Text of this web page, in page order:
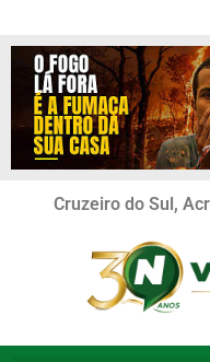
Cruzeiro do Sul,